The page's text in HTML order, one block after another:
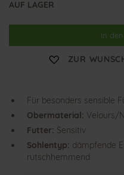
AUF LAGER
In
ZUR
Für besonders sensible
Obermaterial: Velours/
Futter: Sensitiv
Sohlentyp: dämpfende
rutschhemmend